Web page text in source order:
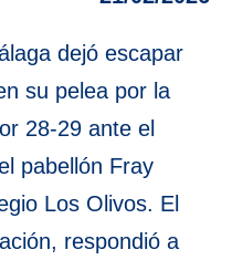
dejó escapar
su pelea por la
28-29 ante el
pabellón Fray
Los Olivos. El
respondió a